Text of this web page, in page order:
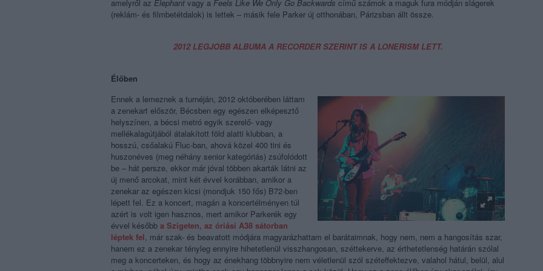
amelyről az Elephant vagy a Feels Like We Only Go Backwards című számok a maguk fura módján slágerek
(reklám- és filmbetétdalok) is lettek – másik fele Parker új otthonában, Párizsban állt össze.
2012 LEGJOBB ALBUMA A RECORDER SZERINT IS A LONERISM LETT.
Élőben
Ennek a lemeznek a turnéján, 2012 októberében láttam
a zenekart először, Bécsben egy egészen elképesztő
helyszínen, a bécsi metró egyik szerelő- vagy
mellékalagútjából átalakított föld alatti klubban, a
hosszú, csőalakú Fluc-ban, ahová közel 400 tini és
huszonéves (meg néhány senior kategóriás) zsúfolódott
be – hát persze, ekkor már jóval többen akarták látni az
új menő arcokat, mint két évvel korábban, amikor a
zenekar az egészen kicsi (mondjuk 150 fős) B72-ben
lépett fel. Ez a koncert, magán a koncertélményen túl
azért is volt igen hasznos, mert amikor Parkerék egy
évvel később a Szigeten, az óriási A38 sátorban
léptek fel, már szak- és beavatott módjára magyarázhattam el barátaimnak, hogy nem, nem a hangosítás szar,
hanem ez a zenekar tényleg ennyire hihetetlenül visszhangosan, széttekerve, az érthetetlenség határán szólal
meg a koncerteken, és hogy az énekhang többnyire nem véletlenül szól széteffektezve, valahol hátul, belül, alul